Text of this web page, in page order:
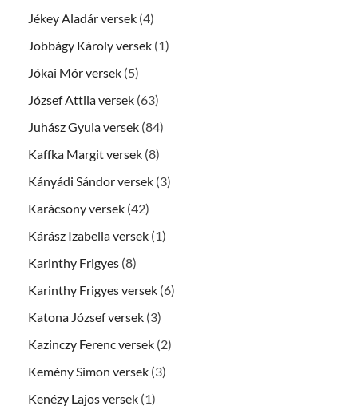
Jékey Aladár versek (4)
Jobbágy Károly versek (1)
Jókai Mór versek (5)
József Attila versek (63)
Juhász Gyula versek (84)
Kaffka Margit versek (8)
Kányádi Sándor versek (3)
Karácsony versek (42)
Kárász Izabella versek (1)
Karinthy Frigyes (8)
Karinthy Frigyes versek (6)
Katona József versek (3)
Kazinczy Ferenc versek (2)
Kemény Simon versek (3)
Kenézy Lajos versek (1)